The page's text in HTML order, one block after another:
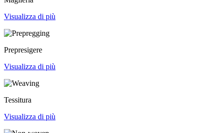
Visualizza di più
Prepresigere
Visualizza di più
Tessitura
Visualizza di più